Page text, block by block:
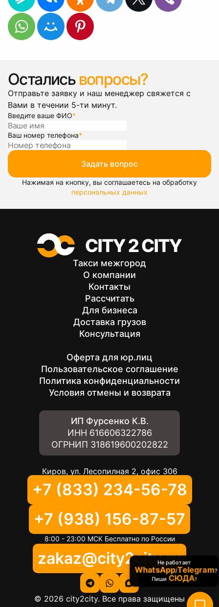
Остались вопросы?
Отправьте заявку и наш менеджер свяжется с
Вами в течении 5-ти минут.
Введите ваше ФИО*
Ваш номер телефона*
Задать вопрос
Нажимая на кнопку, вы соглашаетесь на обработку
персональных данных
Такси межгород
О компании
Контакты
Рассчитать
Для бизнеса
Доставка грузов
Консультация
Оферта для юр.лиц
Пользовательское соглашение
Политика конфиденциальности
Условия отмены и возврата
ИП Фурсенко К.В.
ИНН 616606322786
ОГРНИП 318619600202822
Киров, ул. Лесопилная 2, офис 306
+7 (833) 234-56-78
+7 (938) 156-87-57
8:00 - 23:00 МСК Бесплатно по России
zakaz@city2city.ru
© 2026 city2city. Все права защищены
Не работает
WhatsApp/Telegram?
Пиши СЮДА!